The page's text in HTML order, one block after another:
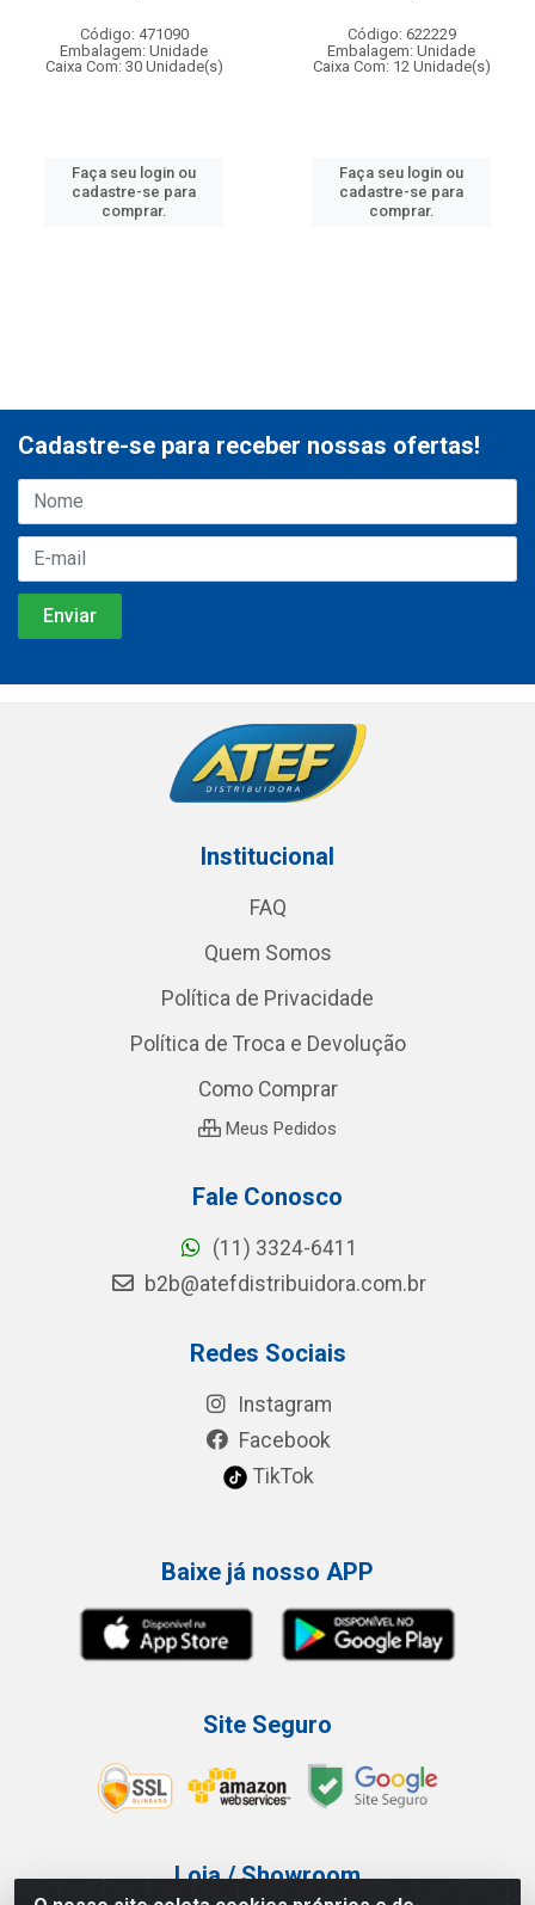
Código: 471090
Embalagem: Unidade
Caixa Com: 30 Unidade(s)
Faça seu login ou
cadastre-se para
comprar.
Código: 622229
Embalagem: Unidade
Caixa Com: 12 Unidade(s)
Faça seu login ou
cadastre-se para
comprar.
Cadastre-se para receber nossas ofertas!
Institucional
FAQ
Quem Somos
Política de Privacidade
Política de Troca e Devolução
Como Comprar
Meus Pedidos
Fale Conosco
(11) 3324-6411
b2b@atefdistribuidora.com.br
Redes Sociais
Instagram
Facebook
TikTok
Baixe já nosso APP
Site Seguro
Loja / Showroom